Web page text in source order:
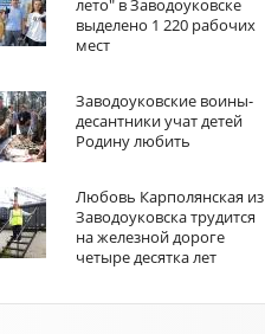
лето" в Заводоуковске
выделено 1 220 рабочих
мест
Заводоуковские воины-
десантники учат детей
Родину любить
Любовь Карполянская из
Заводоуковска трудится
на железной дороге
четыре десятка лет